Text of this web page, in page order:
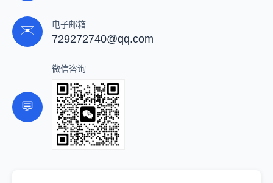
✉️ 电子邮箱
729272740@qq.com
💬
微信咨询